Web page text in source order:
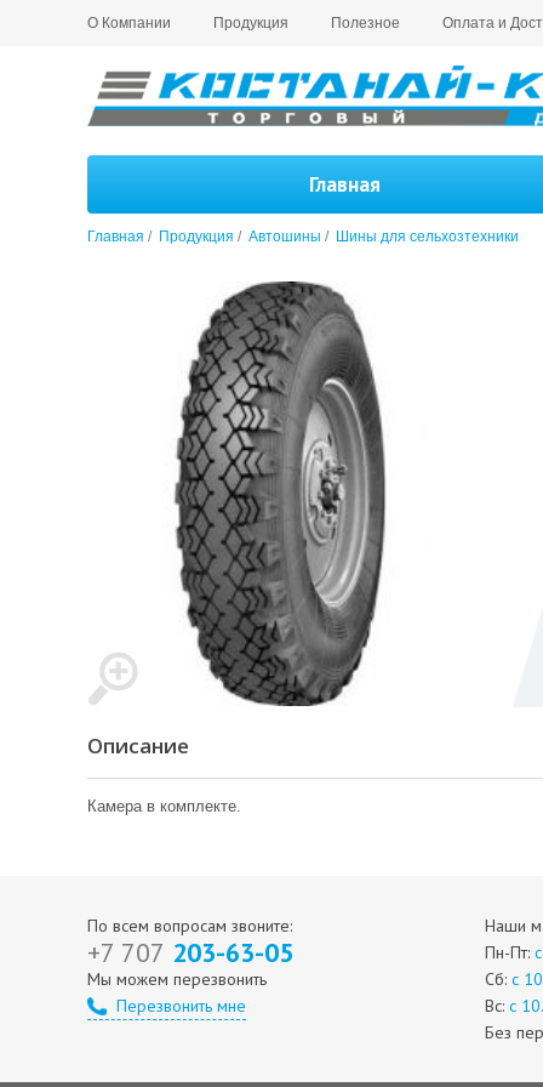
О Компании Продукция Полезное Оплата и
Главная
Главная / Продукция / Автошины / Шины для сельхозтехники
Описание
Камера в комплекте.
По всем вопросам звоните:
+7 707 203-63-05
Мы можем перезвонить
Перезвонить мне
Наши
Пн-Пт:
Сб: с
Вс: с
Без